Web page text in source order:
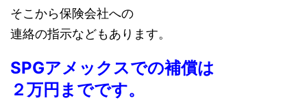
そこから保険会社への
連絡の指示などもあります。
SPGアメックスでの補償は
２万円までです。